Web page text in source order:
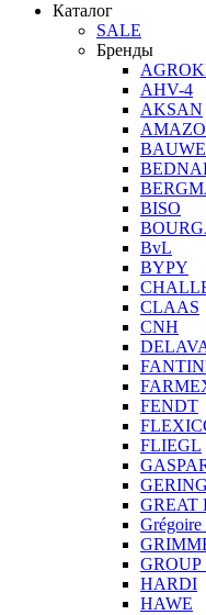
Каталог
SALE
Бренды
AHV-4
AKSAN
BISO
BvL
BYPY
CLAAS
CNH
FENDT
FLIEGL
GREAT
Grégoire
HARDI
HAWE